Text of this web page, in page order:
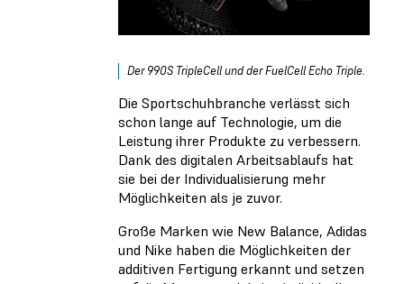
Der 990S TripleCell und der FuelCell Echo Triple.
Die Sportschuhbranche verlässt sich
schon lange auf Technologie, um die
Leistung ihrer Produkte zu verbessern.
Dank des digitalen Arbeitsablaufs hat
sie bei der Individualisierung mehr
Möglichkeiten als je zuvor.
Große Marken wie New Balance, Adidas
und Nike haben die Möglichkeiten der
additiven Fertigung erkannt und setzen